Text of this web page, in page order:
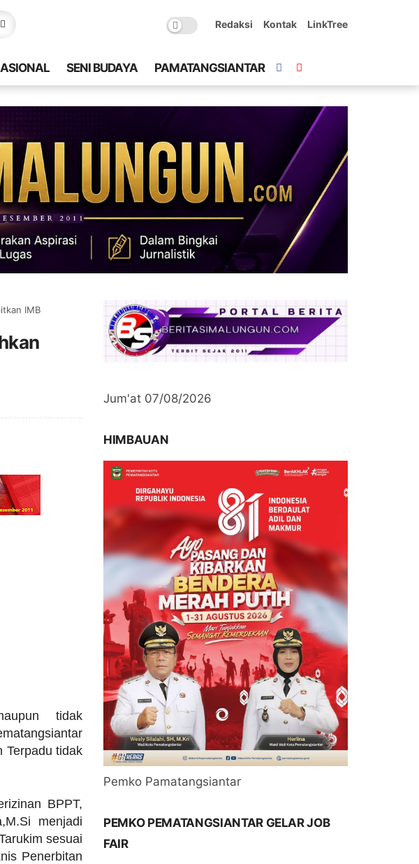
Redaksi Kontak LinkTree
SENI BUDAYA PAMATANGSIANTAR
IMB
tidak
Terpadu tidak
BPPT,
menjadi
sesuai
Penerbitan
Jum'at 07/08/2026
HIMBAUAN
Pemko Pamatangsiantar
PEMKO PEMATANGSIANTAR GELAR JOB
FAIR